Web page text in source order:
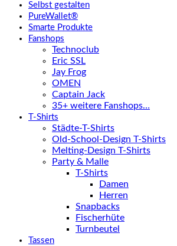
Selbst gestalten
PureWallet®
Smarte Produkte
Fanshops
Technoclub
Eric SSL
Jay Frog
OMEN
Captain Jack
35+ weitere Fanshops…
T-Shirts
Städte-T-Shirts
Old-School-Design T-Shirts
Melting-Design T-Shirts
Party & Malle
T-Shirts
Damen
Herren
Snapbacks
Fischerhüte
Turnbeutel
Tassen